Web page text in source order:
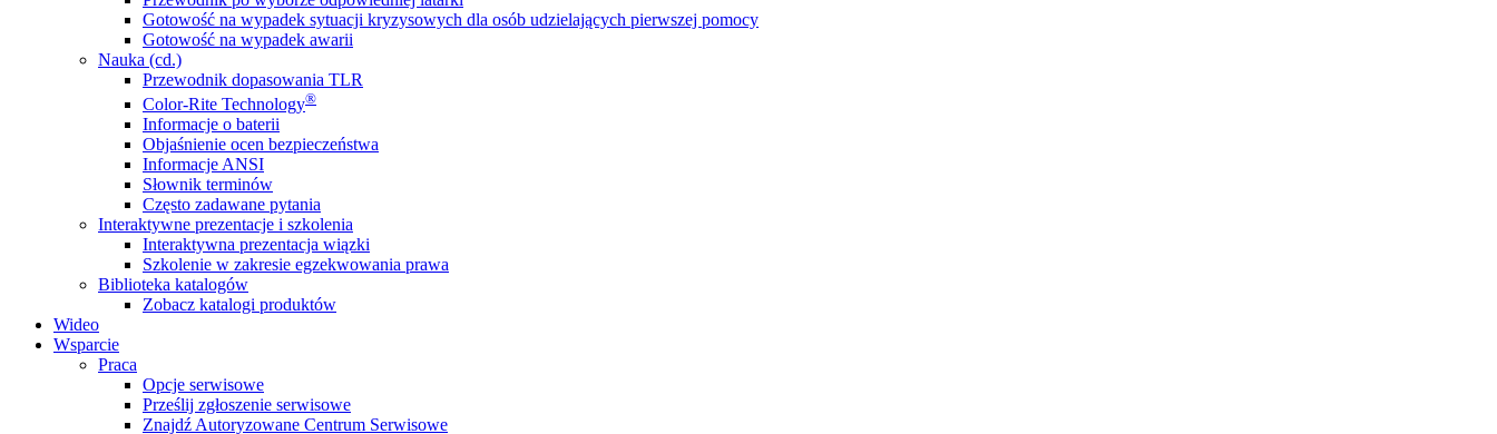
Gotowość na wypadek sytuacji kryzysowych dla osób udzielających pierwszej pomocy
Gotowość na wypadek awarii
Nauka (cd.)
Przewodnik dopasowania TLR
Color-Rite Technology®
Informacje o baterii
Objaśnienie ocen bezpieczeństwa
Informacje ANSI
Słownik terminów
Często zadawane pytania
Interaktywne prezentacje i szkolenia
Interaktywna prezentacja wiązki
Szkolenie w zakresie egzekwowania prawa
Biblioteka katalogów
Zobacz katalogi produktów
Wideo
Wsparcie
Praca
Opcje serwisowe
Prześlij zgłoszenie serwisowe
Znajdź Autoryzowane Centrum Serwisowe